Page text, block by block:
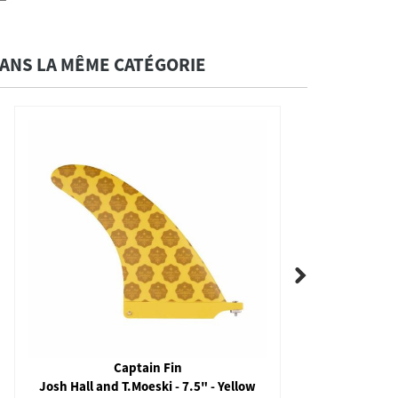
LA MÊME CATÉGORIE
SIC
Gouvernail - Dagger pour système FAST